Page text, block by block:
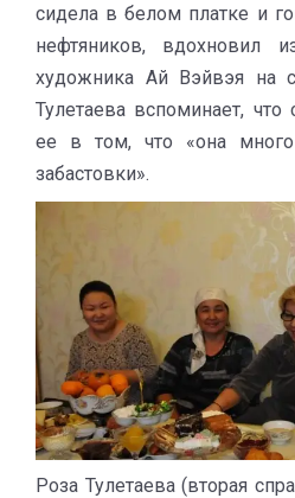
сидела в белом платке и
нефтяников, вдохновил
художника Ай Вэйвэя на
Тулетаева вспоминает, что
ее в том, что «она
забастовки».
Роза Тулетаева (вторая